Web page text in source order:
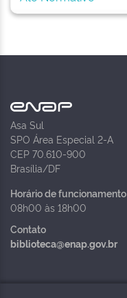
Asa Sul
SPO Área Especial 2-A
CEP 70.610-900
Brasília/DF
Horário de funcionamento
08h00 às 18h00
Contato
biblioteca@enap.gov.br